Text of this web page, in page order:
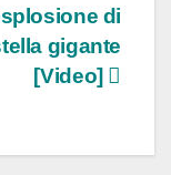
di
gigante
[Video]